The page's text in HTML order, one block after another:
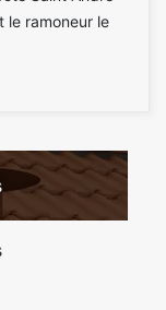
le ramoneur le